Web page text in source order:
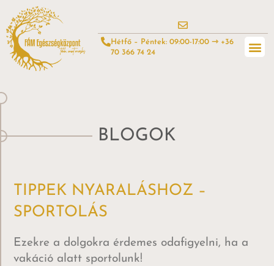
Hétfő – Péntek: 09:00-17:00 ⇾ +36
70 366 74 24
BLOGOK
TIPPEK NYARALÁSHOZ –
SPORTOLÁS
Ezekre a dolgokra érdemes odafigyelni, ha a
vakáció alatt sportolunk!